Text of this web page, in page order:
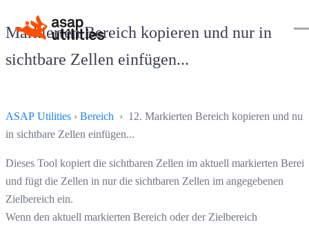
Markierten Bereich kopieren und nur in
sichtbare Zellen einfügen...
ASAP Utilities › Bereich › 12. Markierten Bereich kopieren und nur
in sichtbare Zellen einfügen...
Dieses Tool kopiert die sichtbaren Zellen im aktuell markierten
und fügt die Zellen in nur die sichtbaren Zellen im angegebenen
Zielbereich ein.
Wenn den aktuell markierten Bereich oder der Zielbereich